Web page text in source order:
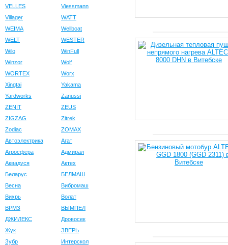
VELLES
Viessmann
Villager
WATT
WEIMA
Wellboat
WELT
WESTER
Wilo
WinFull
Winzor
Wolf
WORTEX
Worx
Xingtai
Yakama
Yardworks
Zanussi
ZENIT
ZEUS
ZIGZAG
Zitrek
Zodiac
ZOMAX
Автоэлектрика
Агат
Агросфера
Адмирал
Аквадуся
Актех
Беларус
БЕЛМАШ
Весна
Вибромаш
Вихрь
Волат
ВРМЗ
ВЫМПЕЛ
ДЖИЛЕКС
Дровосек
Жук
ЗВЕРЬ
Зубр
Интерскол